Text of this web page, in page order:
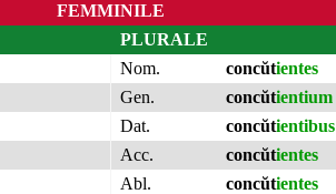
FEMMINILE
PLURALE
Nom.
concŭtientes
Gen.
concŭtientium
Dat.
concŭtientibus
Acc.
concŭtientes
Abl.
concŭtientes